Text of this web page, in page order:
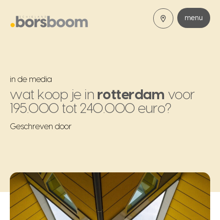
menu
in de media
wat koop je in rotterdam voor
195.000 tot 240.000 euro?
Geschreven door